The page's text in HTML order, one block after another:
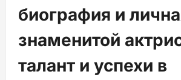
биография и
знаменитой
талант и успехи в